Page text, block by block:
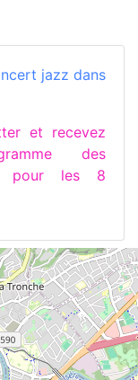
jazz dans
et recevez
des
pour les 8